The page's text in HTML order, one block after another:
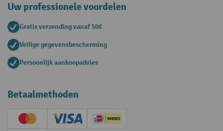
Uw professionele voordelen
Gratis verzending vanaf 50€
Veilige gegevensbescherming
Persoonlijk aankoopadvies
Betaalmethoden
Creditcard (Master)Creditcard (Visa)iDEAL | Wero